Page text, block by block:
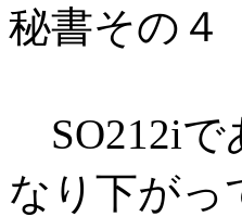
秘書その４
SO212iで
なり下がっ